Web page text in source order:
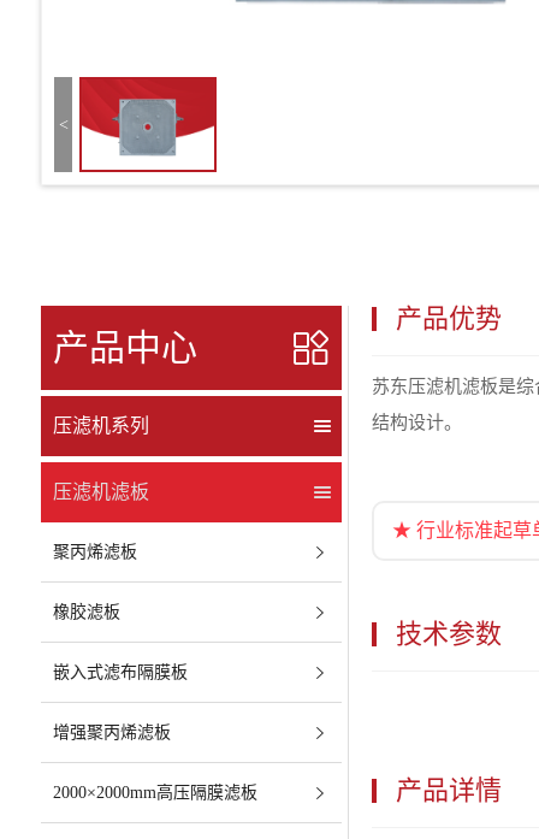
<
产品中心
压滤机系列
压滤机滤板
聚丙烯滤板
橡胶滤板
嵌入式滤布隔膜板
增强聚丙烯滤板
2000×2000mm高压隔膜滤板
产品优势
苏东压滤机滤板是
结构设计。
★ 行业标准起草
技术参数
产品详情